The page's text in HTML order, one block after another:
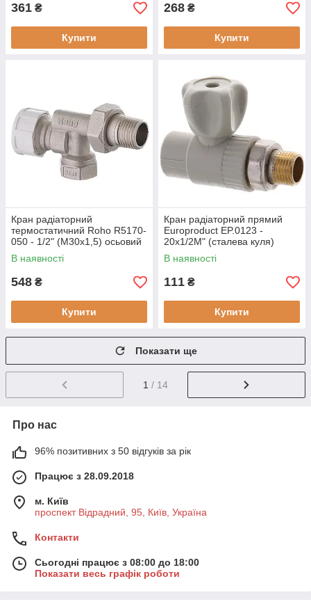
361 ₴
Купити
268 ₴
Купити
Кран радіаторний
термостатичний Roho R5170-
050 - 1/2" (М30х1,5) осьовий
(RO0126)
В наявності
548 ₴
Купити
Кран радіаторний прямий
Europroduct EP.0123 -
20x1/2M" (сталева куля)
(EP4048)
В наявності
111 ₴
Купити
Показати ще
1 / 14
Про нас
96% позитивних з 50 відгуків за рік
Працює з 28.09.2018
м. Київ
проспект Відрадний, 95, Київ, Україна
Контакти
Сьогодні працює з 08:00 до 18:00
Показати весь графік роботи